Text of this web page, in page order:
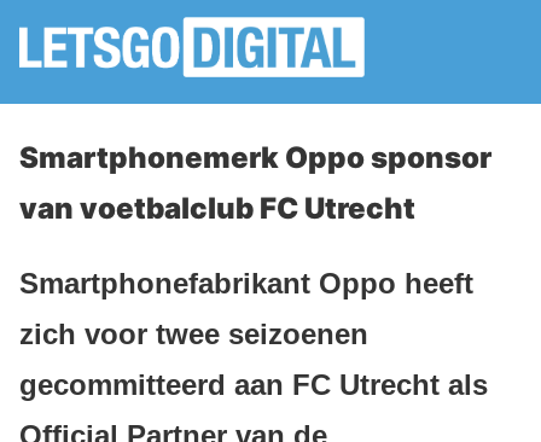
Smartphonemerk Oppo sponsor
van voetbalclub FC Utrecht
Smartphonefabrikant Oppo heeft
zich voor twee seizoenen
gecommitteerd aan FC Utrecht als
Official Partner van de